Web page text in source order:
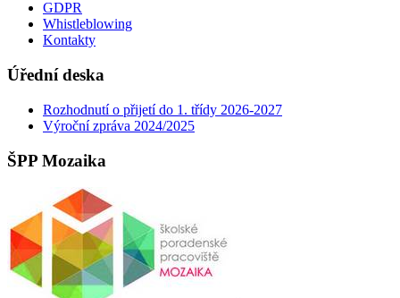
GDPR
Whistleblowing
Kontakty
Úřední deska
Rozhodnutí o přijetí do 1. třídy 2026-2027
Výroční zpráva 2024/2025
ŠPP Mozaika